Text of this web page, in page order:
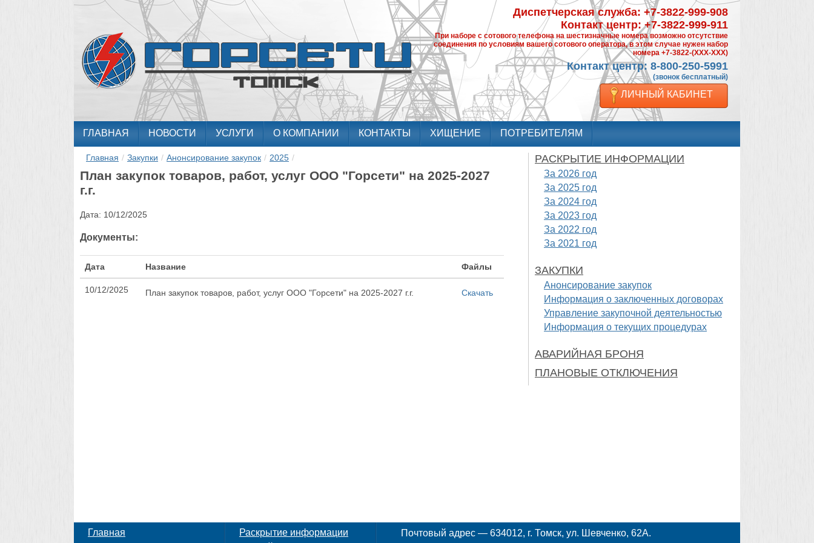
Диспетчерская служба: +7-3822-999-908
Контакт центр: +7-3822-999-911
При наборе с сотового телефона на шестизначные номера возможно отсутствие
соединения по условиям вашего сотового оператора, в этом случае нужен набор
номера +7-3822-(XXX-XXX)
Контакт центр: 8-800-250-5991
(звонок бесплатный)
ЛИЧНЫЙ КАБИНЕТ
ГЛАВНАЯ НОВОСТИ УСЛУГИ О КОМПАНИИ КОНТАКТЫ ХИЩЕНИЕ ПОТРЕБИТЕЛЯМ
Главная / Закупки / Анонсирование закупок / 2025 /
План закупок товаров, работ, услуг ООО "Горсети" на 2025-2027
г.г.
Дата: 10/12/2025
Документы:
Дата Название Файлы
10/12/2025 План закупок товаров, работ, услуг ООО "Горсети" на 2025-2027 г.г. Скачать
РАСКРЫТИЕ ИНФОРМАЦИИ
За 2026 год
За 2025 год
За 2024 год
За 2023 год
За 2022 год
За 2021 год
ЗАКУПКИ
Анонсирование закупок
Информация о заключенных договорах
Управление закупочной деятельностью
Информация о текущих процедурах
АВАРИЙНАЯ БРОНЯ
ПЛАНОВЫЕ ОТКЛЮЧЕНИЯ
Главная
Раскрытие информации
Почтовый адрес — 634012, г. Томск, ул. Шевченко, 62А.